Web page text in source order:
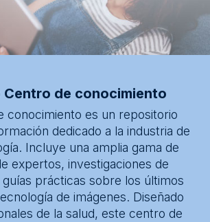
Centro de conocimiento
conocimiento es un repositorio
dedicado a la industria de
Incluye una amplia gama de
expertos, investigaciones de
prácticas sobre los últimos
de imágenes. Diseñado
de la salud, este centro de